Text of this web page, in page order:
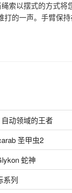
索以摆式的方式将
打的一声。手臂保
动领域的王者
圣甲虫2
蛇神
系列